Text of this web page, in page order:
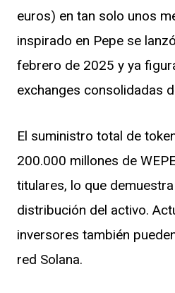
euros) en tan solo unos
inspirado en Pepe se
febrero de 2025 y ya
exchanges consolidadas
El suministro total de
200.000 millones de
titulares, lo que
distribución del activo.
inversores también
red Solana.